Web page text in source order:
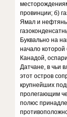
провинции; б)
Ямал и
Буквально на
начало
Канадой,
Датчане, в чьи
этот остров
крупнейших
пролегающим
полюс